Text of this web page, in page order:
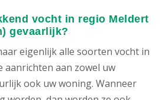
vocht in regio Meldert
gevaarlijk?
eigenlijk alle soorten vocht in
aanrichten aan zowel uw
ook uw woning. Wanneer